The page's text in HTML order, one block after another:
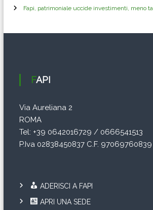
Fapi, patrimoniale uccide investimenti, meno
FAPI
Via Aureliana 2
ROMA
Tel: +39 0642016729 / 0666541513
P.Iva 02838450837 C.F. 97069760839
ADERISCI A FAPI
APRI UNA SEDE